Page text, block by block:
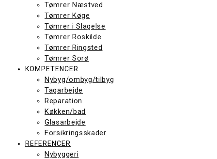
Tømrer Næstved
Tømrer Køge
Tømrer i Slagelse
Tømrer Roskilde
Tømrer Ringsted
Tømrer Sorø
KOMPETENCER
Nybyg/ombyg/tilbyg
Tagarbejde
Reparation
Køkken/bad
Glasarbejde
Forsikringsskader
REFERENCER
Nybyggeri